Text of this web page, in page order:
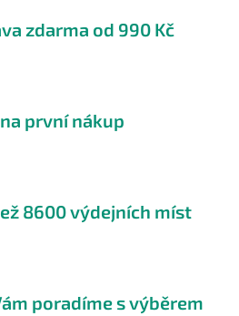
zdarma od 990 Kč
první nákup
8600 výdejních míst
poradíme s výběrem